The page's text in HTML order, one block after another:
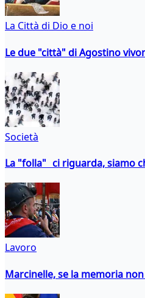
La Città di Dio e noi
Le due "città" di Agostino
Società
La "folla" ci riguarda, siamo
Lavoro
Marcinelle, se la memoria